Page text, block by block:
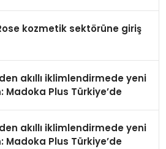
kozmetik sektörüne giriş
akıllı iklimlendirmede yeni
Madoka Plus Türkiye’de
akıllı iklimlendirmede yeni
Madoka Plus Türkiye’de